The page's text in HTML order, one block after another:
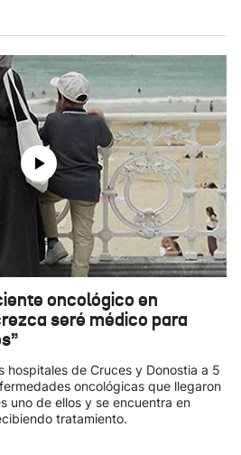
oncológico en
seré médico para
hospitales de Cruces y Donostia a 5
oncológicas que llegaron
uno de ellos y se encuentra en
tratamiento.